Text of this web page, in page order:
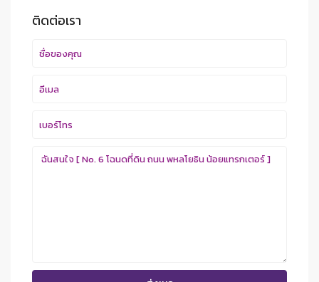
ติดต่อเรา